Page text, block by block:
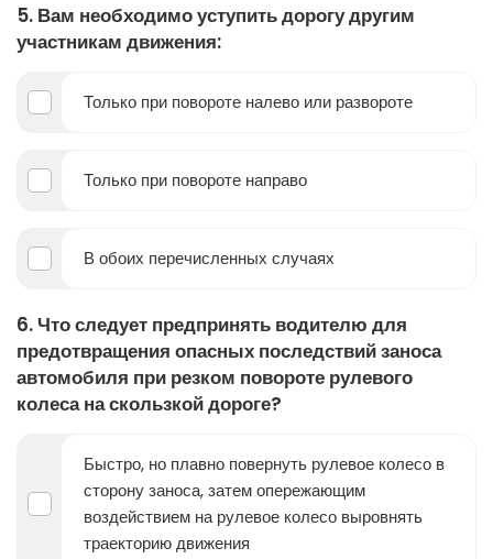
5. Вам необходимо уступить дорогу другим
участникам движения:
Только при повороте налево или развороте
Только при повороте направо
В обоих перечисленных случаях
6. Что следует предпринять водителю для
предотвращения опасных последствий заноса
автомобиля при резком повороте рулевого
колеса на скользкой дороге?
Быстро, но плавно повернуть рулевое колесо в
сторону заноса, затем опережающим
воздействием на рулевое колесо выровнять
траекторию движения